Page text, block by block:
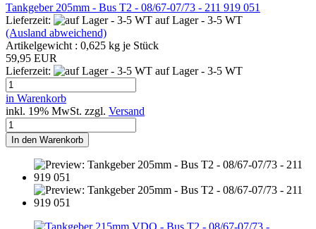
Tankgeber 205mm - Bus T2 - 08/67-07/73 - 211 919 051
Lieferzeit:
auf Lager - 3-5 WT
(Ausland abweichend)
Artikelgewicht : 0,625 kg je Stück
59,95 EUR
Lieferzeit:
auf Lager - 3-5 WT
in Warenkorb
inkl. 19% MwSt. zzgl. Versand
In den Warenkorb